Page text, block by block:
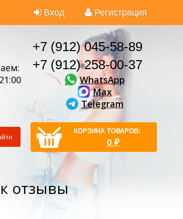
Вход Регистрация
+7 (912) 045-58-89
+7 (912) 258-00-37
WhatsApp
Max
Telegram
КОРЗИНА ТОВАРОВ:
0 ₽
отзывы